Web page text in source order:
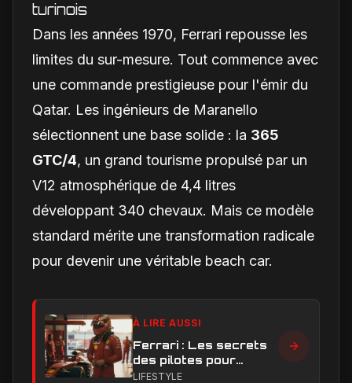
turinois
Dans les années 1970, Ferrari repousse les
limites du sur-mesure. Tout commence avec
une commande prestigieuse pour l'émir du
Qatar. Les ingénieurs de Maranello
sélectionnent une base solide : la 365
GTC/4, un grand tourisme propulsé par un
V12 atmosphérique de 4,4 litres
développant 340 chevaux. Mais ce modèle
standard mérite une transformation radicale
pour devenir une véritable beach car.
À LIRE AUSSI
Ferrari : Les secrets
des pilotes pour
dompter la pression
LIFESTYLE